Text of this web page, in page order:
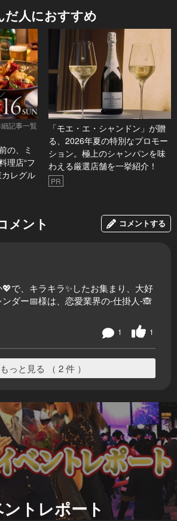
だ人におすすめ
記事一覧
の、ミ
理店“フ
レグル
「モエ・エ・シャンドン」が贈
る、2026年夏の特別なプロモー
ション。極上のシャンパンを味
わえる厳選店舗を一挙紹介！
PR
メント コメントする
で、キラキラ✨したお集まり、大好
ダー📅様は、恋愛業界の-仕掛人-🙈
1
1
もっと見る （ 2 件 ）
トレポート